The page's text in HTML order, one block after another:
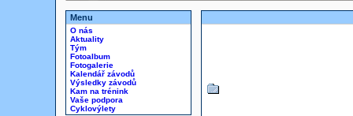
Menu
O nás
Aktuality
Tým
Fotoalbum
Fotogalerie
Kalendář závodů
Výsledky závodů
Kam na trénink
Vaše podpora
Cyklovýlety